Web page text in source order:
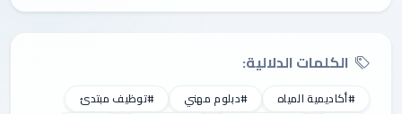
الكلمات الدلالية:
#أكاديمية المياه #دبلوم مهني
#توظيف مبتدئ